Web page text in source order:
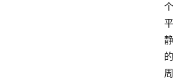
个
平
静
的
周